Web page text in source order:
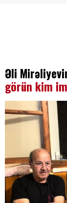
Əli
görün kim